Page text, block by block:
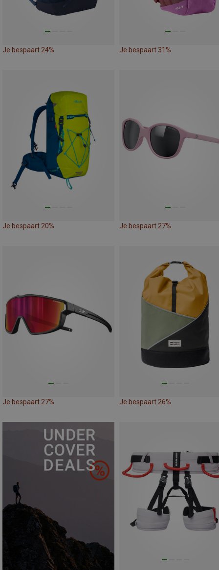
Je bespaart 24% Je bespaart 31%
Je bespaart 20% Je bespaart 27%
Je bespaart 27% Je bespaart 26%